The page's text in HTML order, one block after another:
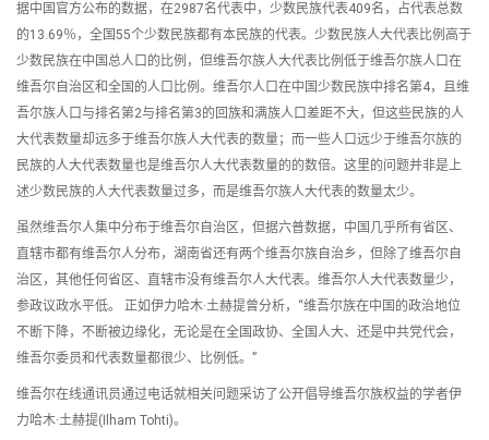
据中国官方公布的数据，在2987名代表中，少数民族代表409名，占代表总数
的13.69％，全国55个少数民族都有本民族的代表。少数民族人大代表比例高于
少数民族在中国总人口的比例，但维吾尔族人大代表比例低于维吾尔族人口在
维吾尔自治区和全国的人口比例。维吾尔人口在中国少数民族中排名第4，且维
吾尔族人口与排名第2与排名第3的回族和满族人口差距不大，但这些民族的人
大代表数量却远多于维吾尔族人大代表的数量；而一些人口远少于维吾尔族的
民族的人大代表数量也是维吾尔人大代表数量的的数倍。这里的问题并非是上
述少数民族的人大代表数量过多，而是维吾尔族人大代表的数量太少。
虽然维吾尔人集中分布于维吾尔自治区，但据六普数据，中国几乎所有省区、
直辖市都有维吾尔人分布，湖南省还有两个维吾尔族自治乡，但除了维吾尔自
治区，其他任何省区、直辖市没有维吾尔人大代表。维吾尔人大代表数量少，
参政议政水平低。 正如伊力哈木·土赫提曾分析，“维吾尔族在中国的政治地位
不断下降，不断被边缘化，无论是在全国政协、全国人大、还是中共党代会，
维吾尔委员和代表数量都很少、比例低。”
维吾尔在线通讯员通过电话就相关问题采访了公开倡导维吾尔族权益的学者伊
力哈木·土赫提(Ilham Tohti)。